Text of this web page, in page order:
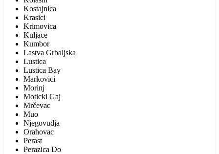
Kostajnica
Krasici
Krimovica
Kuljace
Kumbor
Lastva Grbaljska
Lustica
Lustica Bay
Markovici
Morinj
Moticki Gaj
Mrčevac
Muo
Njegovudja
Orahovac
Perast
Perazica Do